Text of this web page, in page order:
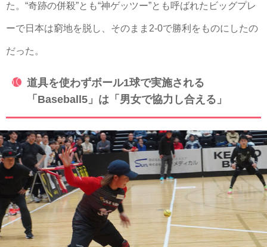
た。“奇跡の併殺”とも“神ゲッツー”とも呼ばれたビッグプレ
ーで日本は窮地を脱し、そのまま2-0で勝利をものにしたの
だった。
道具を使わずボール1球で実施される
「Baseball5」は「男女で協力し合える」